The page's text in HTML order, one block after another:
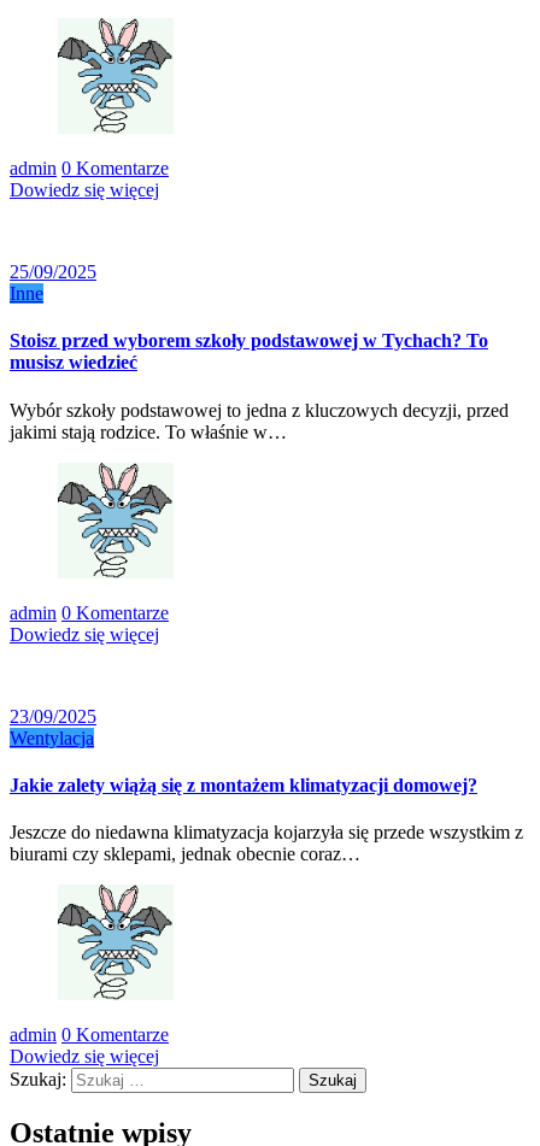
admin 0 Komentarze
Dowiedz się więcej
25/09/2025
Inne
Stoisz przed wyborem szkoły podstawowej w Tychach? To
musisz wiedzieć
Wybór szkoły podstawowej to jedna z kluczowych decyzji, przed
jakimi stają rodzice. To właśnie w…
admin 0 Komentarze
Dowiedz się więcej
23/09/2025
Wentylacja
Jakie zalety wiążą się z montażem klimatyzacji domowej?
Jeszcze do niedawna klimatyzacja kojarzyła się przede wszystkim z
biurami czy sklepami, jednak obecnie coraz…
admin 0 Komentarze
Dowiedz się więcej
Szukaj:
Ostatnie wpisy